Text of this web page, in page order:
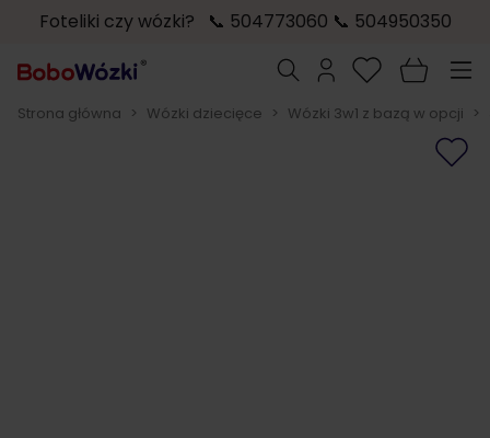
Foteliki czy wózki? 📞 504773060 📞 504950350
Szukaj
Strona główna > Wózki dziecięce > Wózki 3w1 z bazą w opcji >